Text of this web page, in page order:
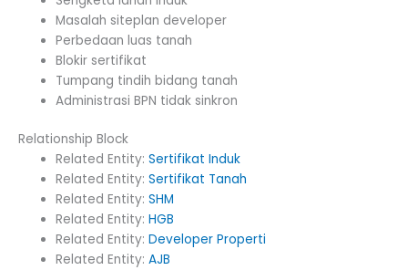
Masalah siteplan developer
Perbedaan luas tanah
Blokir sertifikat
Tumpang tindih bidang tanah
Administrasi BPN tidak sinkron
Relationship Block
Related Entity:Sertifikat Induk
Related Entity:Sertifikat Tanah
Related Entity:SHM
Related Entity:HGB
Related Entity:Developer Properti
Related Entity:AJB